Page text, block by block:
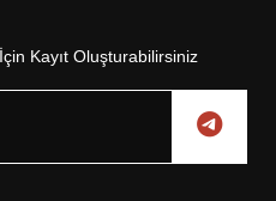
Kayıt Oluşturabilirsiniz